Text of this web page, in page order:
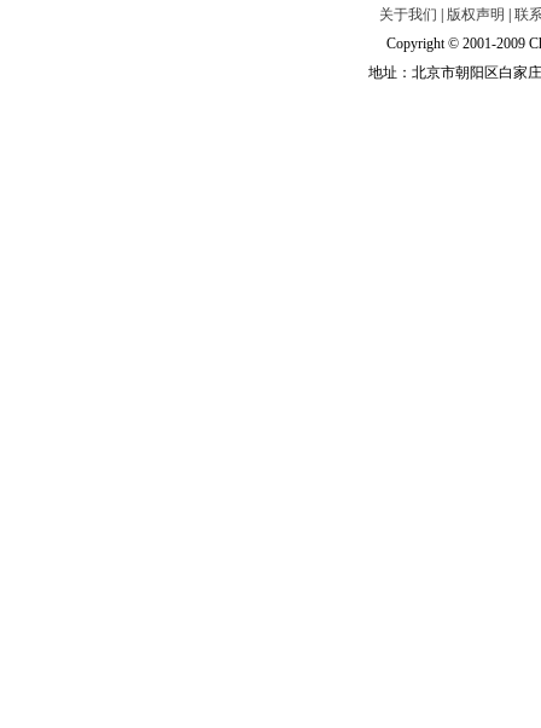
关于我们 版权声明
联
Copyright © 2001-2009
地址：北京市朝阳区白家